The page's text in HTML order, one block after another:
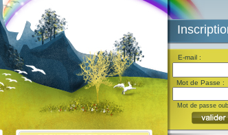
E-mail :
Mot de Passe :
Mot de passe